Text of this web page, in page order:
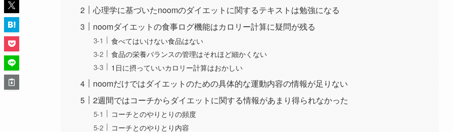
心理学に基づいたnoomのダイエットに関するテキストは勉強になる
noomダイエットの食事ログ機能はカロリー計算に疑問が残る
食べてはいけない食品はない
食品の栄養バランスの管理はそれほど細かくない
1日に摂っていいカロリー計算はおかしい
noomだけではダイエットのための具体的な運動内容の情報が足りない
2週間ではコーチからダイエットに関する情報があまり得られなかった
コーチとのやりとりの頻度
コーチとのやりとり内容